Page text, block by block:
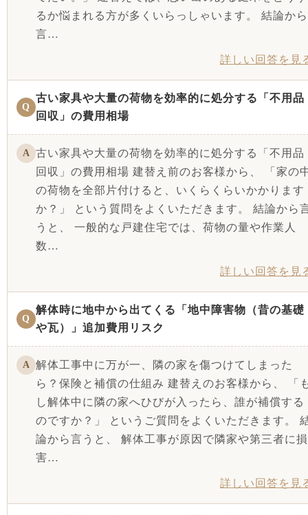
るか悩まれる方が多くいらっしゃいます。 結論から
言…
詳しい回答を見
Q
古い家具や大量の荷物を効率的に処分する「不用品
回収」の費用相場
A 古い家具や大量の荷物を効率的に処分する「不用品
回収」の費用相場 建替え前のお客様から、 「家の
の荷物を全部片付けると、いくらくらいかかります
か？」 という質問をよくいただきます。 結論から
うと、 一般的な戸建住宅では、荷物の量や作業人
数…
詳しい回答を見
Q
解体時に地中から出てくる「地中障害物（昔の基礎
や瓦）」追加費用リスク
A 解体工事中に万が一、隣の家を傷つけてしまった
ら？保険と補償の仕組み 建替えのお客様から、 「
し解体中に隣の家へひびが入ったら、誰が補償する
のですか？」 というご質問をよくいただきます。
論から言うと、 解体工事が原因で隣家や第三者に損
害…
詳しい回答を見